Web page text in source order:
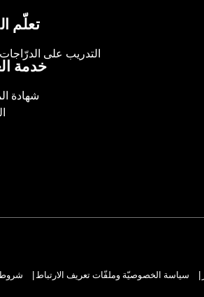
تعلّم
التدريب على الدرّاجات
خدمة
شهادة
شروط
سياسة الخصوصيّة وملفّات تعريف الارتباط